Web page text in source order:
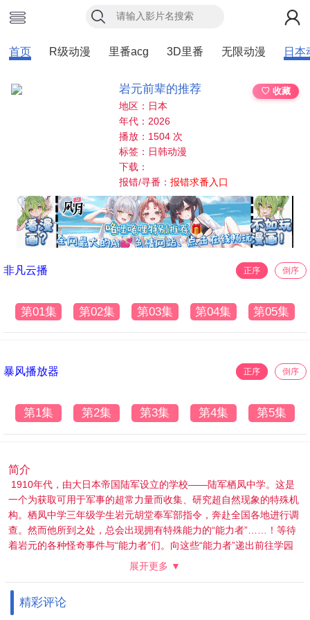
首页 R级动漫 里番acg 3D里番 无限动漫 日本
岩元前辈的推荐
♡ 收藏
地区：日本
年代：2026
播放：1504 次
标签：日韩动漫
下载：
报错/寻番：报错求番入口
非凡云播 正序 倒序
第01集 第02集 第03集 第04集 第05集
暴风播放器 正序 倒序
第1集 第2集 第3集 第4集 第5集
简介
1910年代，由大日本帝国陆军设立的学校——陆军栖凤中学。这是
一个为获取可用于军事的超常力量而收集、研究超自然现象的特殊机
构。栖凤中学三年级学生岩元胡堂奉军部指令，奔赴全国各地进行调
查。然而他所到之处，总会出现拥有特殊能力的“能力者”……！等待
着岩元的各种怪奇事件与“能力者”们。向这些“能力者”递出前往学园
的“推荐信”的岩元，其真正的意图究竟是……？怪奇与超自然现象，
展开更多 ▼
精彩评论